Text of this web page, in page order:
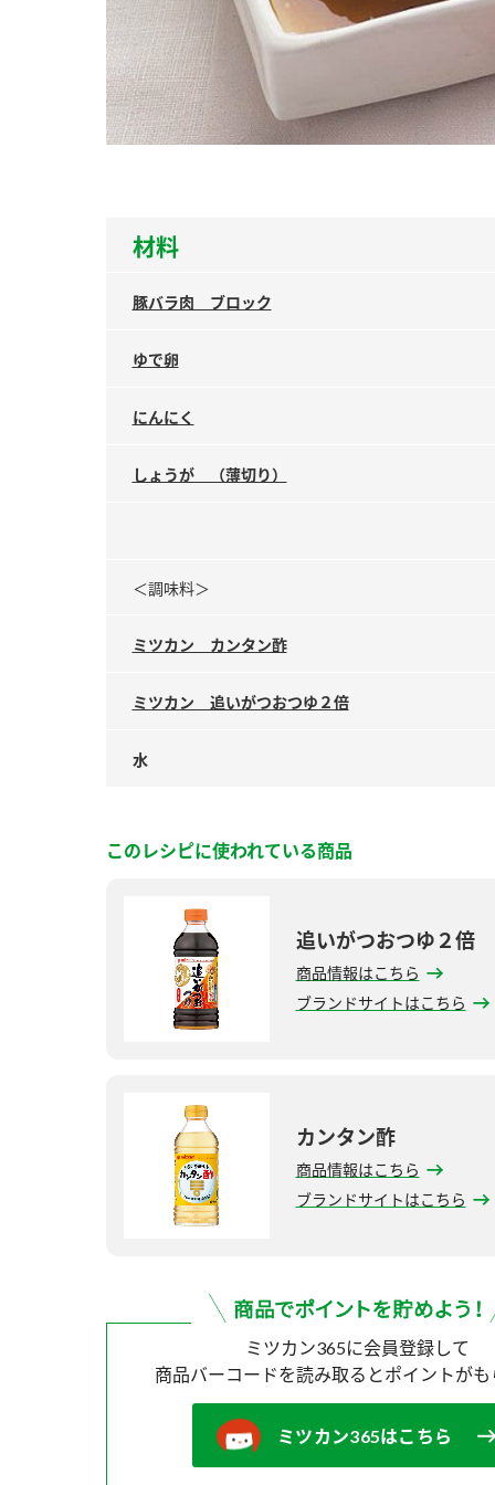
材料
豚バラ肉 ブロック
ゆで卵
にんにく
しょうが （薄切り）
＜調味料＞
ミツカン カンタン酢
ミツカン 追いがつおつゆ２倍
水
このレシピに使われている商品
追いがつおつゆ２倍
商品情報はこちら
ブランドサイトはこちら
カンタン酢
商品情報はこちら
ブランドサイトはこちら
ミツカン365に会員登録して
商品バーコードを読み取ると ポイントが
ミツカン365はこちら